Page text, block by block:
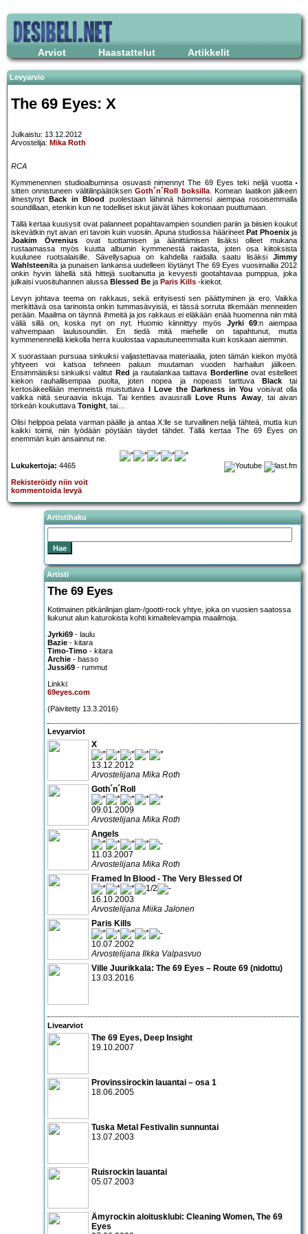
Arviot Haastattelut Artikkelit
Levyarvio
The 69 Eyes: X
Julkaistu: 13.12.2012
Arvostelija: Mika Roth
RCA
Kymmenennen studioalbuminsa osuvasti nimennyt The 69 Eyes teki neljä vuotta
sitten onnistuneen välitilinpäätöksenGoth´n´Roll boksilla. Komean laatikon jälkeen
ilmestynyt
Back in Blood
puolestaan lähinnä hämmensi aiempaa rosoisemmalla
soundillaan, etenkin kun ne todelliset iskut jäivät lähes kokonaan puuttumaan.
Tällä kertaa kuusysit ovat palanneet popahtavampien soundien pariin ja biisien koukut
iskevätkin nyt aivan eri tavoin kuin vuosiin. Apuna studiossa häärineet Pat Phoenixja
Joakim Övrenius ovat tuottamisen ja äänittämisen lisäksi olleet mukana
rustaamassa myös kuutta albumin kymmenestä raidasta, joten osa kiitoksista
kuulunee ruotsalaisille. Sävellysapua on kahdella raidalla saatu lisäksi Jimmy
Wahlsteenilta ja punaisen lankansa uudelleen löytänyt The 69 Eyes vuosimallia 2012
onkin hyvin lähellä sitä hittejä suoltanutta ja kevyesti gootahtavaa pumppua, joka
julkaisi vuosituhannen alussa Blessed Be ja Paris Kills -kiekot.
Levyn johtava teema on rakkaus, sekä erityisesti sen päättyminen ja ero. Vaikka
merkittävä osa tarinoista onkin tummasävyisiä, ei tässä sorruta itkemään menneiden
perään. Maailma on täynnä ihmeitä ja jos rakkaus ei eläkään enää huomenna niin mitä
väliä sillä on, koska nyt on nyt. Huomio kiinnittyy myös Jyrki 69:n aiempaa
vahvempaan laulusoundiin. En tiedä mitä miehelle on tapahtunut, mutta
kymmenennellä kiekolla herra kuulostaa vapautuneemmalta kuin koskaan aiemmin.
X suorastaan pursuaa sinkuiksi valjastettavaa materiaalia, joten tämän kiekon myötä
yhtyeen voi katsoa tehneen paluun muutaman vuoden harhailun jälkeen.
Ensimmäisiksi sinkuiksi valitut Red ja rautalankaa taittava Borderlineovat esitelleet
kiekon rauhallisempaa puolta, joten nopea ja nopeasti tarttuva
Blacktai
kertosäkeellään menneistä muistuttava
I Love the Darkness in You voisivat olla
vaikka niitä seuraavia iskuja. Tai kenties avausralli
Love Runs Away, tai aivan
törkeän koukuttava Tonight, tai…
Olisi helppoa pelata varman päälle ja antaa X:lle se turvallinen neljä tähteä, mutta kun
kaikki toimii, niin lyödään pöytään täydet tähdet. Tällä kertaa The 69 Eyes on
enemmän kuin ansainnut ne.
Lukukertoja: 4465
Rekisteröidy niin voit
kommentoida levyä
Artistihaku
Artisti
The 69 Eyes
Kotimainen pitkänlinjan glam-/gootti-rock yhtye, joka on vuosien saatossa
liukunut alun katurokista kohti kimaltelevampia maailmoja.
Jyrki69 - laulu
Bazie - kitara
Timo-Timo - kitara
Archie - basso
Jussi69 - rummut
Linkki:
69eyes.com
(Päivitetty 13.3.2016)
Levyarviot
X
13.12.2012
Arvostelijana Mika Roth
Goth´n´Roll
09.01.2009
Arvostelijana Mika Roth
Angels
11.03.2007
Arvostelijana Mika Roth
Framed In Blood - The Very Blessed Of
16.10.2003
Arvostelijana Miika Jalonen
Paris Kills
10.07.2002
Arvostelijana Ilkka Valpasvuo
Ville Juurikkala: The 69 Eyes – Route 69 (nidottu)
13.03.2016
Livearviot
The 69 Eyes, Deep Insight
19.10.2007
Provinssirockin lauantai – osa 1
18.06.2005
Tuska Metal Festivalin sunnuntai
13.07.2003
Ruisrockin lauantai
05.07.2003
Ämyrockin aloitusklubi: Cleaning Women, The 69
Eyes